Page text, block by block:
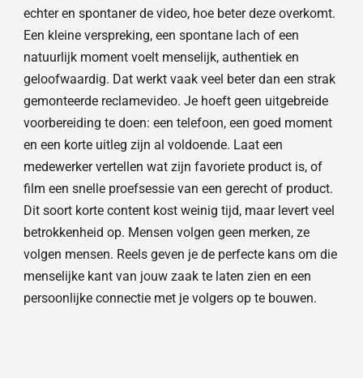
echter en spontaner de video, hoe beter deze overkomt.
Een kleine verspreking, een spontane lach of een
natuurlijk moment voelt menselijk, authentiek en
geloofwaardig. Dat werkt vaak veel beter dan een strak
gemonteerde reclamevideo. Je hoeft geen uitgebreide
voorbereiding te doen: een telefoon, een goed moment
en een korte uitleg zijn al voldoende. Laat een
medewerker vertellen wat zijn favoriete product is, of
film een snelle proefsessie van een gerecht of product.
Dit soort korte content kost weinig tijd, maar levert veel
betrokkenheid op. Mensen volgen geen merken, ze
volgen mensen. Reels geven je de perfecte kans om die
menselijke kant van jouw zaak te laten zien en een
persoonlijke connectie met je volgers op te bouwen.